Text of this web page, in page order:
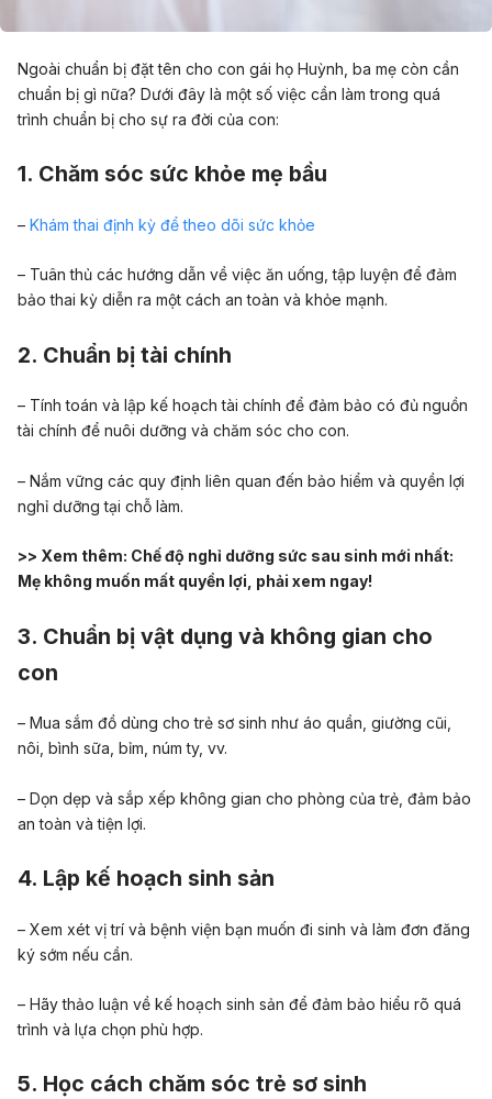
Ngoài chuẩn bị đặt tên cho con gái họ Huỳnh, ba mẹ còn cần
chuẩn bị gì nữa? Dưới đây là một số việc cần làm trong quá
trình chuẩn bị cho sự ra đời của con:
1. Chăm sóc sức khỏe mẹ bầu
– Khám thai định kỳ để theo dõi sức khỏe
– Tuân thủ các hướng dẫn về việc ăn uống, tập luyện để đảm
bảo thai kỳ diễn ra một cách an toàn và khỏe mạnh.
2. Chuẩn bị tài chính
– Tính toán và lập kế hoạch tài chính để đảm bảo có đủ nguồn
tài chính để nuôi dưỡng và chăm sóc cho con.
– Nắm vững các quy định liên quan đến bảo hiểm và quyền lợi
nghỉ dưỡng tại chỗ làm.
>> Xem thêm: Chế độ nghỉ dưỡng sức sau sinh mới nhất:
Mẹ không muốn mất quyền lợi, phải xem ngay!
3. Chuẩn bị vật dụng và không gian cho
con
– Mua sắm đồ dùng cho trẻ sơ sinh như áo quần, giường cũi,
nôi, bình sữa, bỉm, núm ty, vv.
– Dọn dẹp và sắp xếp không gian cho phòng của trẻ, đảm bảo
an toàn và tiện lợi.
4. Lập kế hoạch sinh sản
– Xem xét vị trí và bệnh viện bạn muốn đi sinh và làm đơn đăng
ký sớm nếu cần.
– Hãy thảo luận về kế hoạch sinh sản để đảm bảo hiểu rõ quá
trình và lựa chọn phù hợp.
5. Học cách chăm sóc trẻ sơ sinh